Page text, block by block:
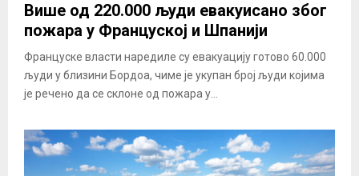
Више од 220.000 људи евакуисано због
пожара у Француској и Шпанији
Француске власти наредиле су евакуацију готово 60.000
људи у близини Бордоа, чиме је укупан број људи којима
је речено да се склоне од пожара у...